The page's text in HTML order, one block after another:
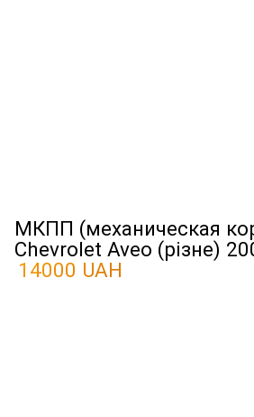
МКПП (механическая
Chevrolet Aveo (різне)
14000 UAH